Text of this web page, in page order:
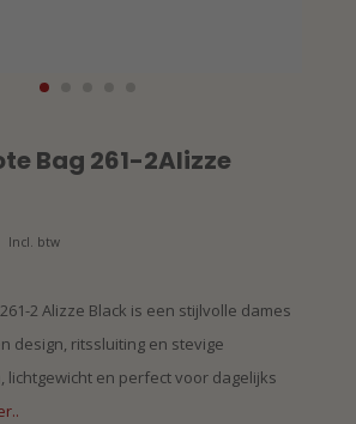
Bag 261-2Alizze
Incl. btw
2 Alizze Black is een stijlvolle dames
design, ritssluiting en stevige
lichtgewicht en perfect voor dagelijks